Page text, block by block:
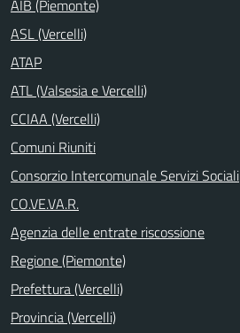
AIB (Piemonte)
ASL (Vercelli)
ATAP
ATL (Valsesia e Vercelli)
CCIAA (Vercelli)
Comuni Riuniti
Consorzio Intercomunale Servizi Sociali
CO.VE.VA.R.
Agenzia delle entrate riscossione
Regione (Piemonte)
Prefettura (Vercelli)
Provincia (Vercelli)